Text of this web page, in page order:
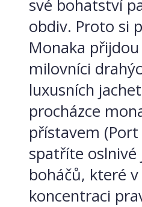
své bohatství
obdiv. Proto si
Monaka
milovníci
luxusních
procházce
přístavem
spatříte oslnivé
boháčů, které
koncentraci